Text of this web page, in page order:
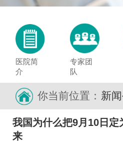
医院简
介
专家团
队
你当前位置： 新
我国为什么把9月10日定
来